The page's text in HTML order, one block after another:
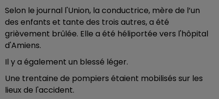
Selon le journal l'Union, la conductrice, mère de l’un
des enfants et tante des trois autres, a été
grièvement brûlée. Elle a été héliportée vers l'hôpital
d'Amiens.
Il y a également un blessé léger.
Une trentaine de pompiers étaient mobilisés sur les
lieux de l'accident.